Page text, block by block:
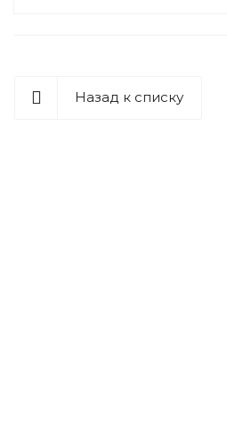
Назад к списку